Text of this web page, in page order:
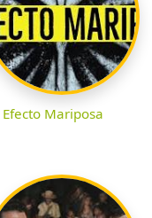
Efecto Mariposa